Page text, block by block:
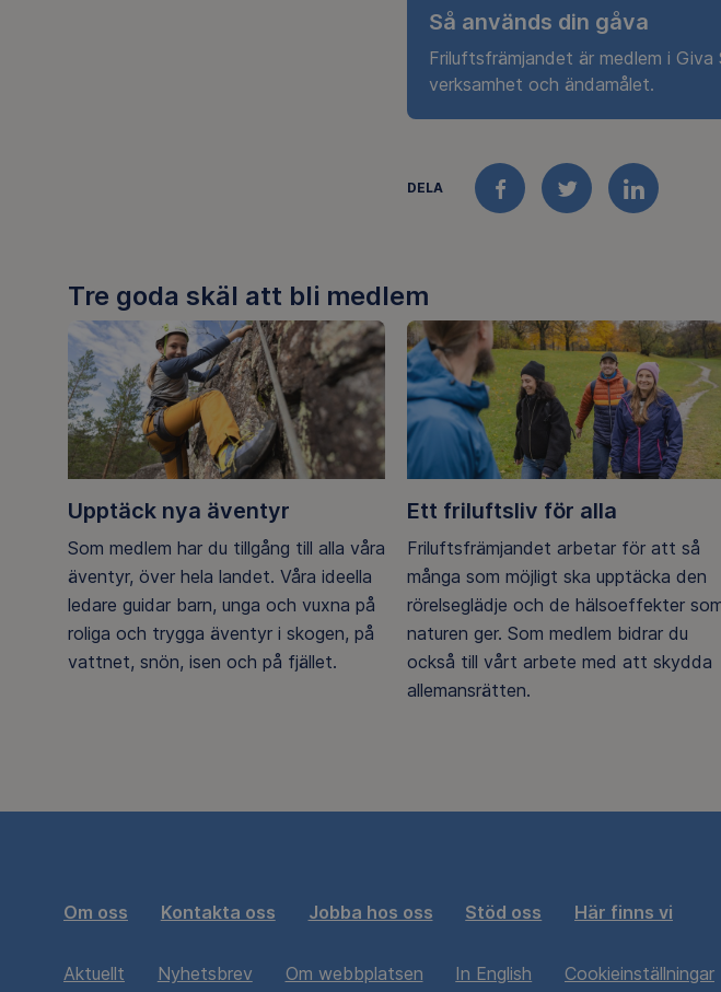
Så används din gåva
Friluftsfrämjandet är medlem i
verksamhet och ändamålet.
DELA
FACEBOOKTWITTERLINKEDIN
Tre goda skäl att bli medlem
Upptäck nya äventyr
Som medlem har du tillgång till alla våra
äventyr, över hela landet. Våra ideella
ledare guidar barn, unga och vuxna på
roliga och trygga äventyr i skogen, på
vattnet, snön, isen och på fjället.
Ett friluftsliv för alla
Friluftsfrämjandet arbetar för att så
många som möjligt ska upptäcka den
rörelseglädje och de hälsoeffekter
naturen ger. Som medlem bidrar du
också till vårt arbete med att skydda
allemansrätten.
Om oss Kontakta oss Jobba hos oss Stöd oss Här finns vi
Aktuellt Nyhetsbrev Om webbplatsen In English Cookieinställningar